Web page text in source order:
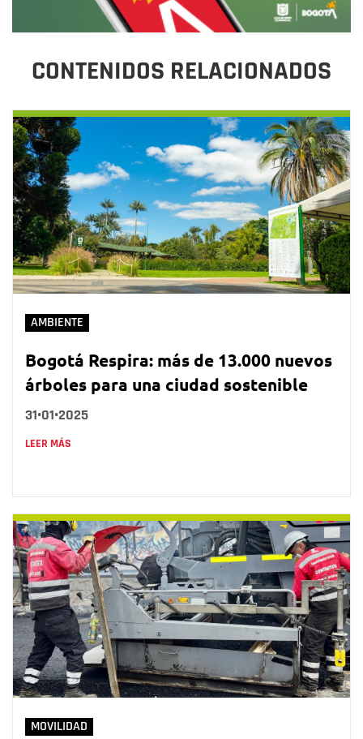
CONTENIDOS RELACIONADOS
AMBIENTE
Bogotá Respira: más de 13.000 nuevos
árboles para una ciudad sostenible
31•01•2025
LEER MÁS
MOVILIDAD